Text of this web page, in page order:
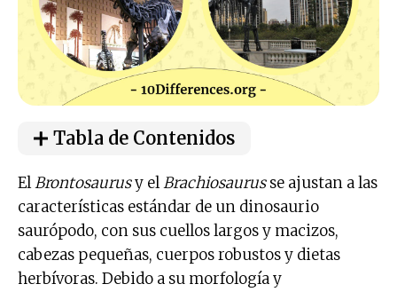
Tabla de Contenidos
ElBrontosaurusy elBrachiosaurusse ajustan a las
características estándar de un dinosaurio
saurópodo, con sus cuellos largos y macizos,
cabezas pequeñas, cuerpos robustos y dietas
herbívoras. Debido a su morfología y